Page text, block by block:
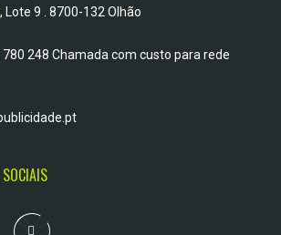
Lote 9 . 8700-132 Olhão
248 Chamada com custo para rede